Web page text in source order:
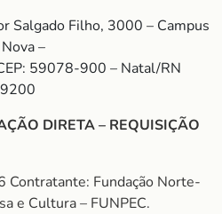
Salgado Filho, 3000 – Campus
–
59078-900 – Natal/RN
DIRETA – REQUISIÇÃO
Contratante: Fundação Norte-
e Cultura – FUNPEC.